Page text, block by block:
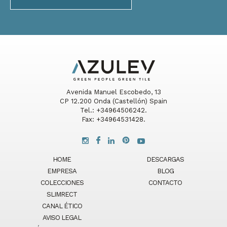
Avenida Manuel Escobedo, 13
CP 12.200 Onda (Castellón) Spain
Tel.: +34964506242.
Fax: +34964531428.
HOME
EMPRESA
COLECCIONES
SLIMRECT
DESCARGAS
BLOG
CONTACTO
CANAL ÉTICO
AVISO LEGAL